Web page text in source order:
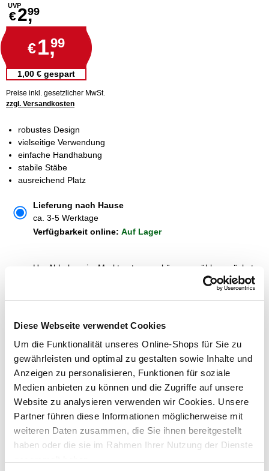
Diese Webseite verwendet Cookies
Um die Funktionalität unseres Online-Shops für Sie zu
gewährleisten und optimal zu gestalten sowie Inhalte und
Anzeigen zu personalisieren, Funktionen für soziale
Medien anbieten zu können und die Zugriffe auf unsere
Website zu analysieren verwenden wir Cookies. Unsere
Partner führen diese Informationen möglicherweise mit
weiteren Daten zusammen, die Sie ihnen bereitgestellt
haben oder die sie im Rahmen Ihrer Nutzung der Dienste
UVP
€2,99
€1,99
1,00 € gespart
Preise inkl. gesetzlicher MwSt.
zzgl. Versandkosten
robustes Design
vielseitige Verwendung
einfache Handhabung
stabile Stäbe
ausreichend Platz
Lieferung nach Hause
ca. 3-5 Werktage
Verfügbarkeit online: Auf Lager
Um Abholung im Markt nutzen zu können, wähle zunächst
In den Warenkorb
ZUBEHÖR UND PASSENDE ARTIKEL: